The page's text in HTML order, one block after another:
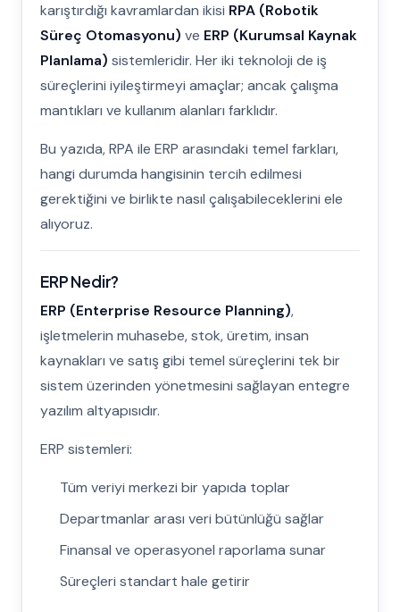
karıştırdığı kavramlardan ikisi RPA (Robotik
Süreç Otomasyonu) ve ERP (Kurumsal Kaynak
Planlama) sistemleridir. Her iki teknoloji de iş
süreçlerini iyileştirmeyi amaçlar; ancak çalışma
mantıkları ve kullanım alanları farklıdır.
Bu yazıda, RPA ile ERP arasındaki temel farkları,
hangi durumda hangisinin tercih edilmesi
gerektiğini ve birlikte nasıl çalışabileceklerini ele
alıyoruz.
ERP Nedir?
ERP (Enterprise Resource Planning),
işletmelerin muhasebe, stok, üretim, insan
kaynakları ve satış gibi temel süreçlerini tek bir
sistem üzerinden yönetmesini sağlayan entegre
yazılım altyapısıdır.
ERP sistemleri:
Tüm veriyi merkezi bir yapıda toplar
Departmanlar arası veri bütünlüğü sağlar
Finansal ve operasyonel raporlama sunar
Süreçleri standart hale getirir